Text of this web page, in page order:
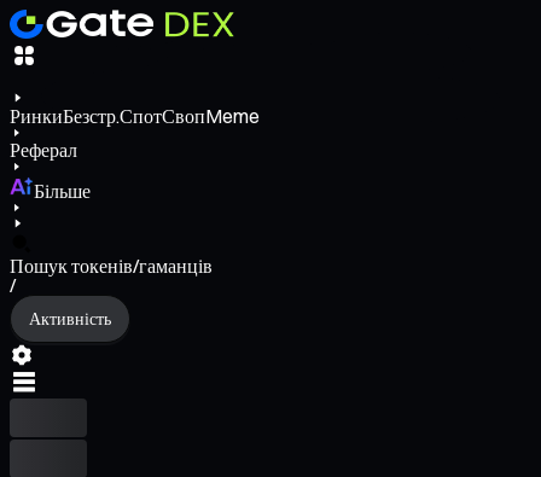
РинкиБезстр.СпотСвопMeme
Реферал
Більше
Пошук токенів/гаманців
/
Активність